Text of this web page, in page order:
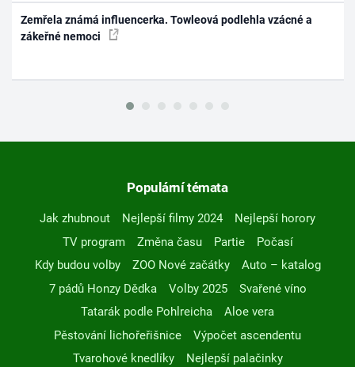
Zemřela známá influencerka. Towleová podlehla vzácné a
zákeřné nemoci
Populární témata
Jak zhubnout Nejlepší filmy 2024
Nejlepší horory
TV program
Změna času Partie
Počasí
Kdy budou volby
ZOO Nové začátky
Auto – katalog
7 pádů Honzy Dědka
Volby 2025
Svařené víno
Tatarák podle Pohlreicha
Aloe vera
Pěstování lichořeřišnice
Výpočet ascendentu
Tvarohové knedlíky
Nejlepší palačinky